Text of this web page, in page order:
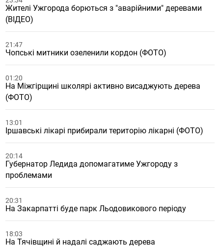
Жителі Ужгорода борються з "аварійними" деревами
(ВІДЕО)
21:47
Чопські митники озеленили кордон (ФОТО)
01:20
На Міжгірщині школярі активно висаджують дерева
(ФОТО)
13:01
Іршавські лікарі прибирали територію лікарні (ФОТО)
20:14
Губернатор Ледида допомагатиме Ужгороду з
проблемами
20:31
На Закарпатті буде парк Льодовикового періоду
18:03
На Тячівщині й надалі саджають дерева